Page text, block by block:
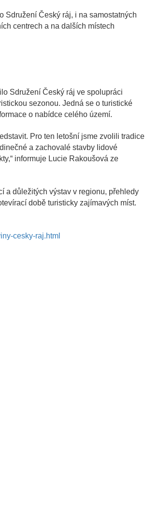
Sdružení Český ráj, i na samostatných
centrech a na dalších místech
Sdružení Český ráj ve spolupráci
sezonou. Jedná se o turistické
o nabídce celého území.
Pro ten letošní jsme zvolili tradice
a zachovalé stavby lidové
informuje Lucie Rakoušová ze
a důležitých výstav v regionu, přehledy
době turisticky zajímavých míst.
cesky-raj.html